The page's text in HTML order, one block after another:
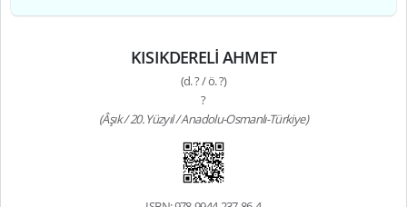
KISIKDERELİ AHMET
(d. ? / ö. ?)
?
(Âşık / 20. Yüzyıl / Anadolu-Osmanlı-Türkiye)